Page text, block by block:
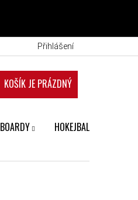
Přihlášení
NÁKUPNÍ KOŠÍK
BOARDY HOKEJBAL